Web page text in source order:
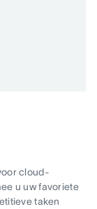
cloud-
u uw favoriete
taken